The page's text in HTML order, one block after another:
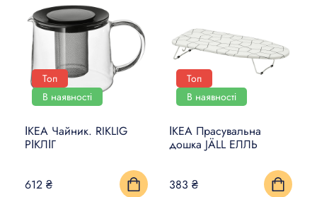
Топ
В наявності
ІКЕА Чайник. RIKLIG
РІКЛІГ
612 ₴
Топ
В наявності
ІКЕА Прасувальна
дошка JÄLL ЕЛЛЬ
383 ₴